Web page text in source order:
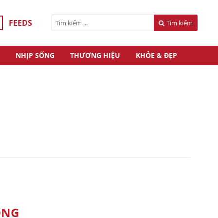
FEEDS Tìm kiếm
NHỊP SỐNG THƯƠNG HIỆU KHỎE & ĐẸP